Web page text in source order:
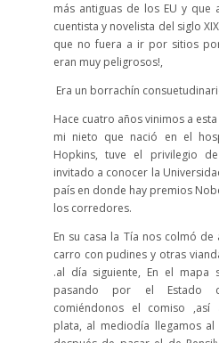
más antiguas de los EU y que
cuentista y novelista del siglo
que no fuera a ir por sitios
eran muy peligrosos!,
Era un borrachín
Hace cuatro años vinimos a
mi nieto que nació en el
Hopkins, tuve el privilegio
invitado a conocer la
país en donde hay premios
los corredores.
En su casa la Tía nos colmó
carro con pudines y otras
.al día siguiente, En el mapa
pasando por el Estado
comiéndonos el comiso ,así
plata, al mediodía llegamos al